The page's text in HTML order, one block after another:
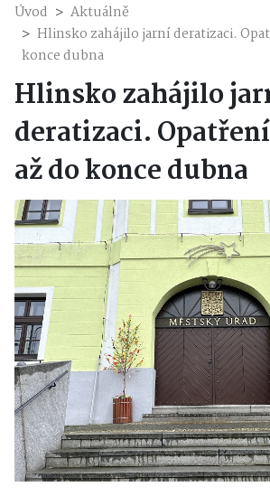
Úvod
Aktuálně
Hlinsko zahájilo jarní deratizaci.
konce dubna
Hlinsko zahájilo
deratizaci.
až do konce dubna